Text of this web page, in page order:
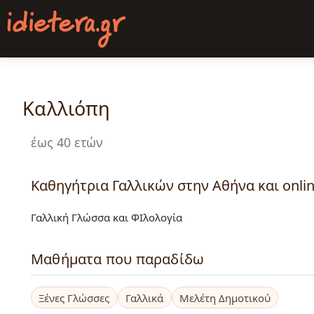
Παράκαμψη
προς
κυρίως
Καλλιόπη
έως 40 ετών
Καθηγήτρια Γαλλικών στην Αθήνα και
Γαλλική Γλώσσα και ΦΙλολογία
Μαθήματα που παραδίδω
Ξένες Γλώσσες Γαλλικά Μελέτη Δημοτικού